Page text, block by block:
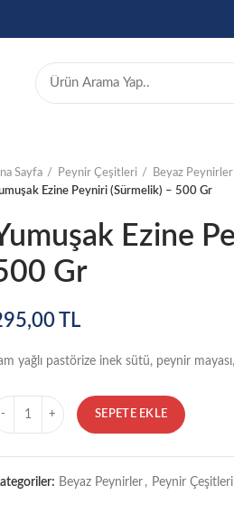
Sayfa Peynir Çeşitleri
Beyaz Peynirler
Ezine Peyniri (Sürmelik) – 500 Gr
Ezine
Gr
TL
yağlı pastörize inek sütü, peynir
SEPETE EKLE
Beyaz Peynirler , Peynir Çeşitleri